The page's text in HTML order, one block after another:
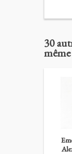
30